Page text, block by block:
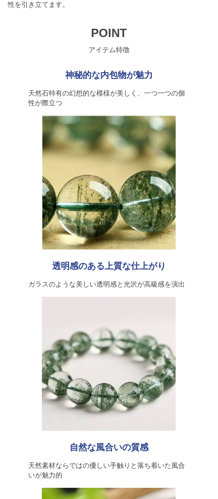
性を引き立てます。
POINT
アイテム特徴
神秘的な内包物が魅力
天然石特有の幻想的な模様が美しく、一つ一つの個
性が際立つ
透明感のある上質な仕上がり
ガラスのような美しい透明感と光沢が高級感を演出
自然な風合いの質感
天然素材ならではの優しい手触りと落ち着いた風合
いが魅力的